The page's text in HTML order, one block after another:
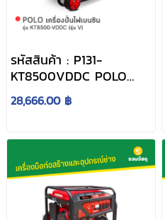
รหัสสินค้า : P131-
KT8500VDDC POLO
เครื่องปั่นไฟเบนซิน รุ่น
KT8500-VDDC (รุ่น V)
28,666.00 ฿